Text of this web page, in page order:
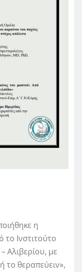
η
Ινστιτούτο
Αλιβερίου, με
το θεραπεύειν»,